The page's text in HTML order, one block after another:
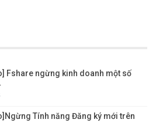
Fshare ngừng kinh doanh một số
Tính năng Đăng ký mới trên